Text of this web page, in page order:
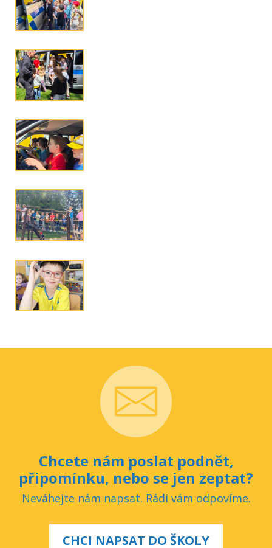
Chcete nám poslat podnět,
připomínku, nebo se jen zeptat?
Neváhejte nám napsat. Rádi vám odpovíme.
CHCI NAPSAT DO ŠKOLY